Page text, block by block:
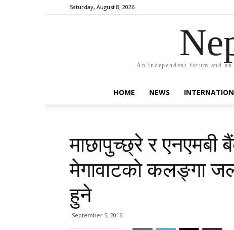
Saturday, August 8, 2026
An independent forum and
HOME NEWS
माछापुच्छ्रे र एनएमबी
मेगावाटको कलङ्गा
हुने
September 5, 2016